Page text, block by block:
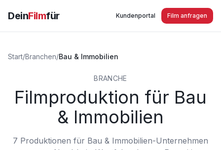
DeinFilmfür Kundenportal Film anfragen
Start/Branchen/Bau & Immobilien
BRANCHE
Filmproduktion für Bau
& Immobilien
7 Produktionen für Bau & Immobilien-Unternehmen